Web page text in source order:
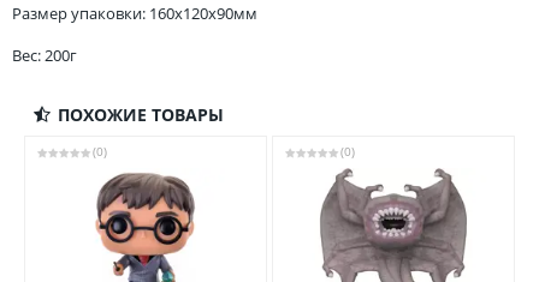
Размер упаковки: 160x120x90мм
Вес: 200г
ПОХОЖИЕ ТОВАРЫ
(0) (0)